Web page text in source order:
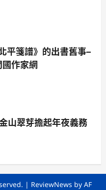
箋譜》的出書舊事–
作家網
山翠芽擔起年夜義務
| ReviewNews by AF